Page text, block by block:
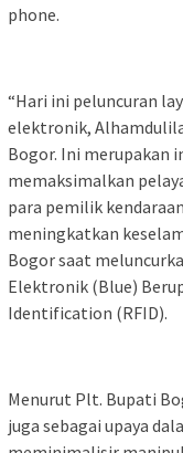
phone.
“Hari ini peluncuran
elektronik,
Bogor. Ini merupakan
memaksimalkan
para pemilik
meningkatkan
Bogor saat
Elektronik (Blue)
Identification (RFID).
Menurut Plt. Bupati
juga sebagai upaya